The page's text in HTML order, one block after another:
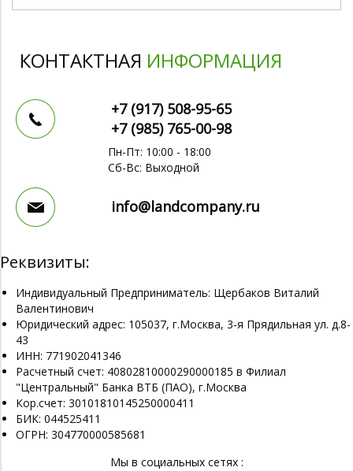
КОНТАКТНАЯ ИНФОРМАЦИЯ
+7 (917) 508-95-65
+7 (985) 765-00-98
Пн-Пт: 10:00 - 18:00
Сб-Вс: Выходной
info@landcompany.ru
Реквизиты:
Индивидуальный Предприниматель: Щербаков Виталий
Валентинович
Юридический адрес: 105037, г.Москва, 3-я Прядильная ул. д.8-
43
ИНН: 771902041346
Расчетный счет: 40802810000290000185 в Филиал
"Центральный" Банка ВТБ (ПАО), г.Москва
Кор.счет: 30101810145250000411
БИК: 044525411
ОГРН: 304770000585681
Мы в социальных сетях :